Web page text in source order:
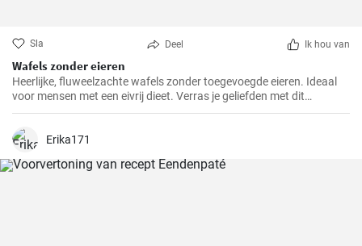
Sla Deel Ik hou van
Wafels zonder eieren
Heerlijke, fluweelzachte wafels zonder toegevoegde eieren. Ideaal
voor mensen met een eivrij dieet. Verras je geliefden met dit
prachtige alternatief voor traditionele wafels.
Erika171